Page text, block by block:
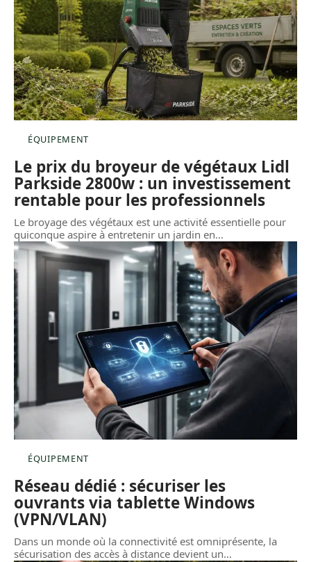
ÉQUIPEMENT
Le prix du broyeur de végétaux Lidl
Parkside 2800w : un investissement
rentable pour les professionnels
Le broyage des végétaux est une activité essentielle pour
quiconque aspire à entretenir un jardin en…
ÉQUIPEMENT
Réseau dédié : sécuriser les
ouvrants via tablette Windows
(VPN/VLAN)
Dans un monde où la connectivité est omniprésente, la
sécurisation des accès à distance devient un…